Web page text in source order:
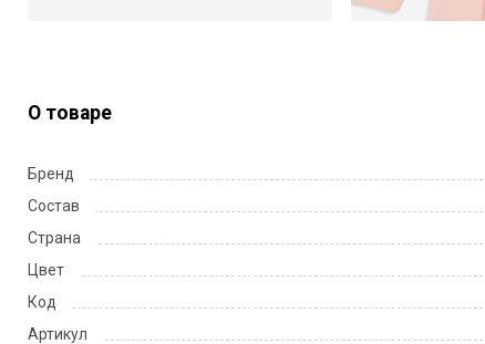
О товаре
Бренд
Состав
Страна
Цвет
Код
Артикул